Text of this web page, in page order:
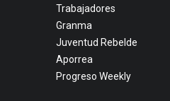
Trabajadores
Granma
Juventud Rebelde
Aporrea
Progreso Weekly